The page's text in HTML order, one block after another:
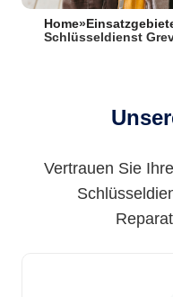
Home»
Schlüsseldienst
Vertrauen Sie